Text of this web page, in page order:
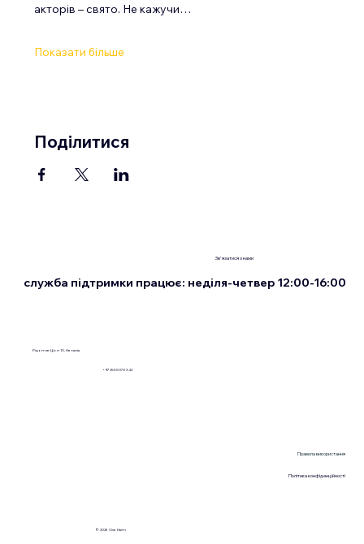
акторів – свято. Не кажучи…
Показати більше
Поділитися
Правила використання
Політика конфіденційності
Рішон-ле-Ціон 13, Нетанія
+972555076342
Зв'язатися з нами
служба підтримки працює: неділя-четвер 12:00-16:00
© 2026 Ose Haim